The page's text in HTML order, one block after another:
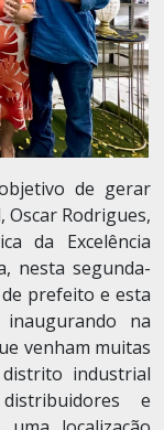
de gerar
Rodrigues,
da Excelência
nesta segunda-
prefeito e esta
na
venham muitas
industrial
e